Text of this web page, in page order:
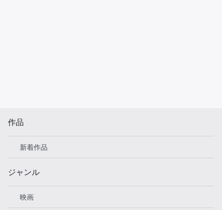
作品
新着作品
ジャンル
映画